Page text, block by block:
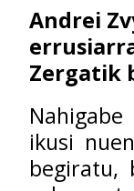
Andrei
Zergatik
ikusi
begiratu,